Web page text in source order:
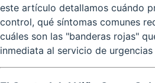
este artículo detallamos cuándo
control, qué síntomas comunes
cuáles son las "banderas rojas"
inmediata al servicio de